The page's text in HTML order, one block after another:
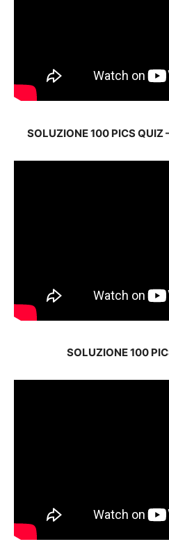
SOLUZIONE 100 PICS QUIZ
SOLUZIONE 100